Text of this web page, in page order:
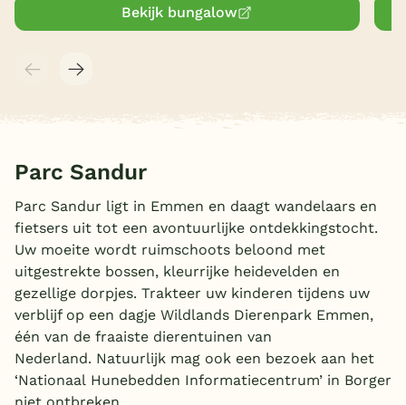
Bekijk bungalow
Parc Sandur
Parc Sandur ligt in Emmen en daagt wandelaars en
fietsers uit tot een avontuurlijke ontdekkingstocht.
Uw moeite wordt ruimschoots beloond met
uitgestrekte bossen, kleurrijke heidevelden en
gezellige dorpjes. Trakteer uw kinderen tijdens uw
verblijf op een dagje Wildlands Dierenpark Emmen,
één van de fraaiste dierentuinen van
Nederland. Natuurlijk mag ook een bezoek aan het
‘Nationaal Hunebedden Informatiecentrum’ in Borger
niet ontbreken.